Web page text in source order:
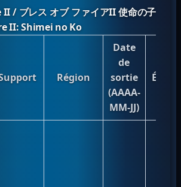
/ ブレス オブ ファイアII 使命の子
II: Shimei no Ko
Région
Date
de
sortie
(AAAA-
MM-JJ)